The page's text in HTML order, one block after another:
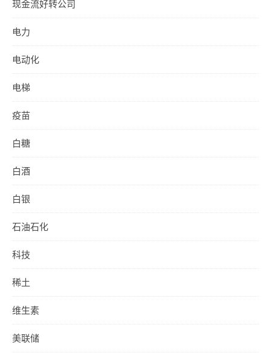
现金流好转公司
电力
电动化
电梯
疫苗
白糖
白酒
白银
石油石化
科技
稀土
维生素
美联储